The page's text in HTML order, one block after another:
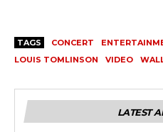
TAGS CONCERT
LOUIS TOMLINSON
VIDEO
LATEST